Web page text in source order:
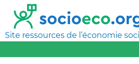
Site ressources de l’économie